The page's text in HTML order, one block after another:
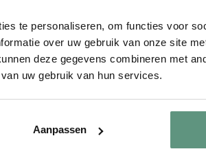
te personaliseren, om functies voor
over uw gebruik van onze site
deze gegevens combineren met
uw gebruik van hun services.
Aanpassen
of
van het